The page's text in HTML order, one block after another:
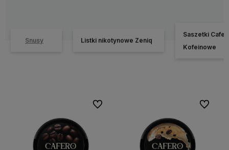
Snusy Listki nikotynowe Zeniq
Saszetki
Kofeinowe
Do ulubionych Do